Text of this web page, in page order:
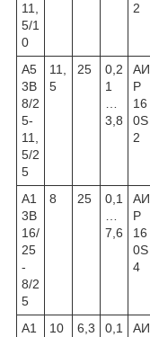
11,
5/1
0
2
А5
3В
8/2
5-
11,
5/2
5
11,
5
25
0,2
1
…
3,8
АИ
Р
16
0S
2
А1
3В
16/
25
-
8/2
5
8 25
0,1
…
7,6
АИ
Р
16
0S
4
А1
10 6,3
0,1
АИ